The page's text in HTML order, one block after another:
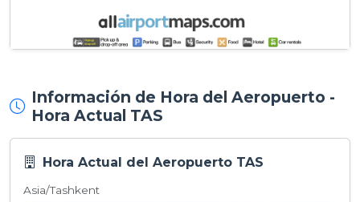
Información de Hora del Aeropuerto -
Hora Actual TAS
Hora Actual del Aeropuerto TAS
Asia/Tashkent